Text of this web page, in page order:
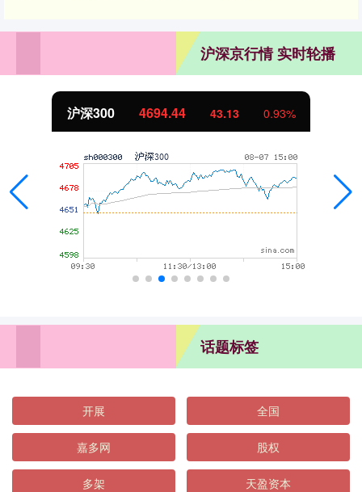
沪深京行情 实时轮播
沪深300 4694.44 43.13 0.93%
话题标签
开展 全国
嘉多网 股权
多架 天盈资本